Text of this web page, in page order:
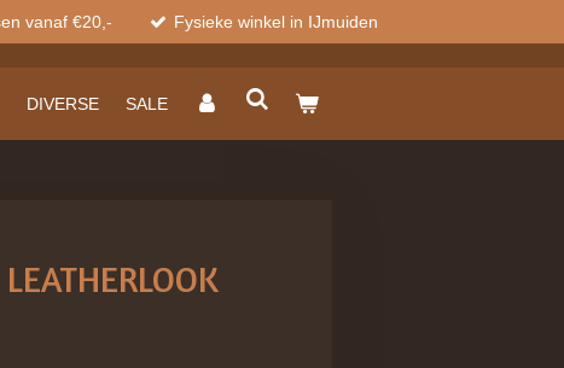
vanaf €20,- Fysieke winkel in IJmuiden
DIVERSE SALE